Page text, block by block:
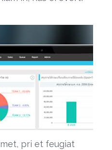
pri et feugiat